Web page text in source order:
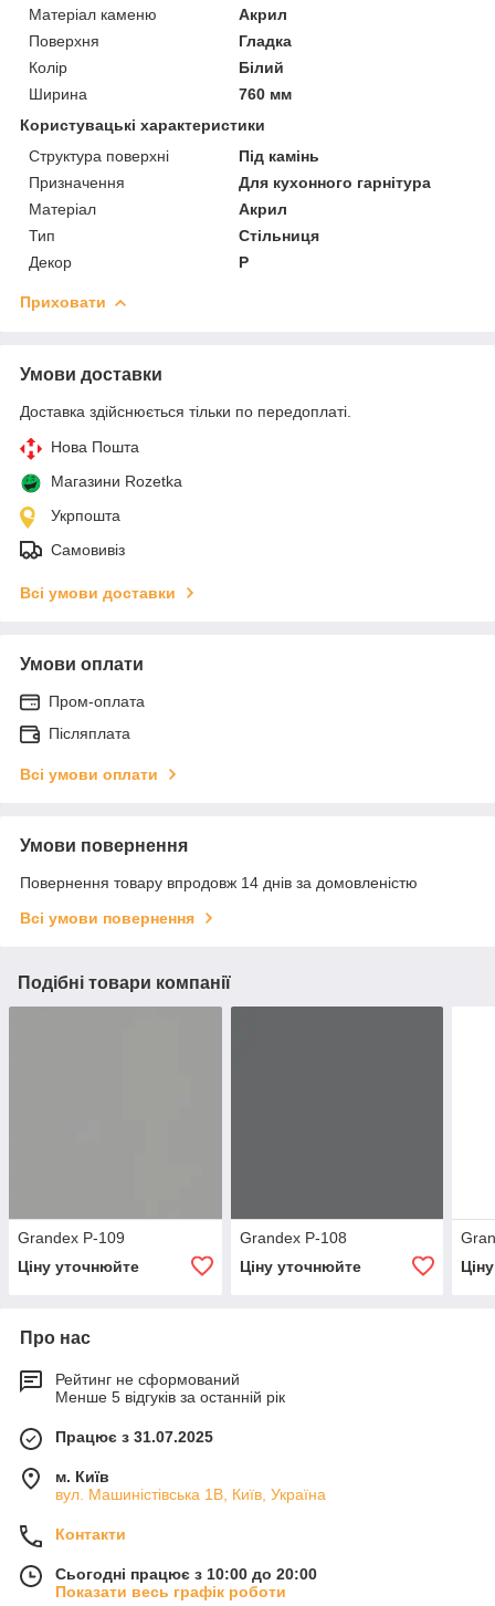
Матеріал каменю
Акрил
Поверхня
Гладка
Колір
Білий
Ширина
760 мм
Користувацькі характеристики
Структура поверхні
Під камінь
Призначення
Для кухонного гарнітура
Матеріал
Акрил
Тип
Стільниця
Декор
P
Приховати
Умови доставки
Доставка здійснюється тільки по передоплаті.
Нова Пошта
Магазини Rozetka
Укрпошта
Самовивіз
Всі умови доставки
Умови оплати
Пром-оплата
Післяплата
Всі умови оплати
Умови повернення
Повернення товару впродовж 14 днів за домовленістю
Всі умови повернення
Подібні товари компанії
Grandex P-109
Ціну уточнюйте
Grandex P-108
Ціну уточнюйте
Про нас
Рейтинг не сформований
Менше 5 відгуків за останній рік
Працює з 31.07.2025
м. Київ
вул. Машиністівська 1В, Київ, Україна
Контакти
Сьогодні працює з 10:00 до 20:00
Показати весь графік роботи